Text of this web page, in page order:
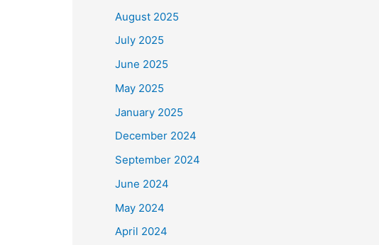
August 2025
July 2025
June 2025
May 2025
January 2025
December 2024
September 2024
June 2024
May 2024
April 2024